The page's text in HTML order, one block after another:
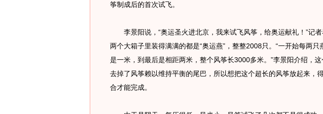
筝制成后的首次试飞。
李景阳说，“奥运圣火进北京，我来试飞风筝，给奥运献礼！”记者
两个大箱子里装得满满的都是“奥运燕”，整整2008只。“一开始每两只
是一米，到最后是相距两米，整个风筝长3000多米。”李景阳介绍，
去掉了风筝赖以维持平衡的尾巴，所以想把这个超长的风筝放起来，
合才能完成。